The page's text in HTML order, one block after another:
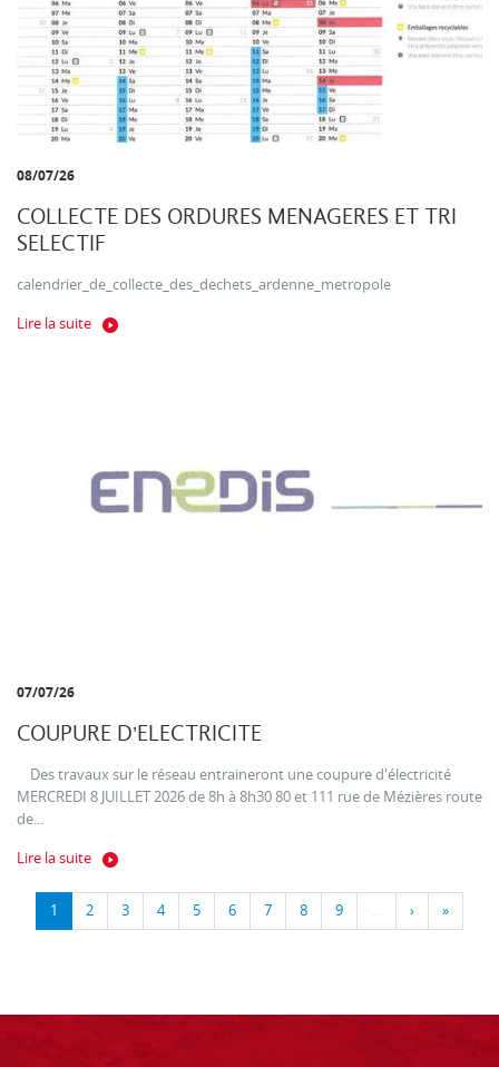
08/07/26
COLLECTE DES ORDURES MENAGERES ET TRI
SELECTIF
calendrier_de_collecte_des_dechets_ardenne_metropole
Lire la suite
07/07/26
COUPURE D'ELECTRICITE
Des travaux sur le réseau entraineront une coupure d'électricité
MERCREDI 8 JUILLET 2026 de 8h à 8h30 80 et 111 rue de Mézières route
de...
Lire la suite
1 2 3 4 5 6 7 8 9 … › »